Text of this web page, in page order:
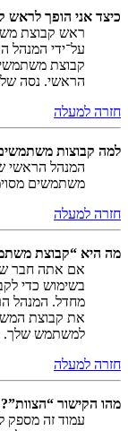
כיצד אני הופך
ראש קבוצת
על־ידי המנהל
קבוצת
הראשי. נסה
חזרה למעלה
למה קבוצות משתמשים
המנהל הראשי
משתמשים
חזרה למעלה
מה היא “קבוצת
אם אתה חבר
בשימוש כדי
מחדל. המנהל
את קבוצת
למשתמש שלך.
חזרה למעלה
מהו הקישור “הצוות”?
עמוד זה מספק